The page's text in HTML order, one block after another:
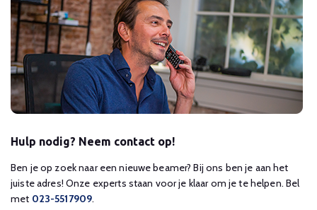
Hulp nodig? Neem contact op!
Ben je op zoek naar een nieuwe beamer? Bij ons ben je aan het
juiste adres! Onze experts staan voor je klaar om je te helpen. Bel
met 023-5517909.